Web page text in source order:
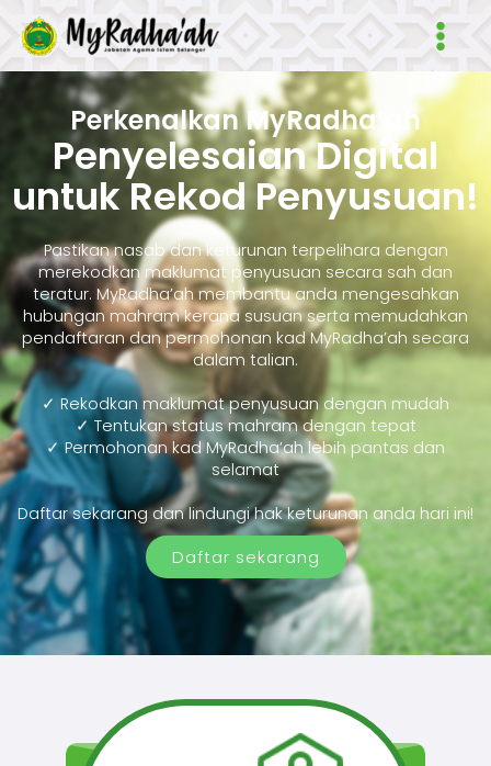
Main
Perkenalkan MyRadha’ah
Penyelesaian Digital
untuk Rekod Penyusuan!
Pastikan nasab dan keturunan terpelihara dengan
merekodkan maklumat penyusuan secara sah dan
teratur. MyRadha’ah membantu anda mengesahkan
hubungan mahram kerana susuan serta memudahkan
pendaftaran dan permohonan kad MyRadha’ah secara
dalam talian.
✓ Rekodkan maklumat penyusuan dengan mudah
✓ Tentukan status mahram dengan tepat
✓ Permohonan kad MyRadha’ah lebih pantas dan
selamat
Daftar sekarang dan lindungi hak keturunan anda hari ini!
Daftar sekarang